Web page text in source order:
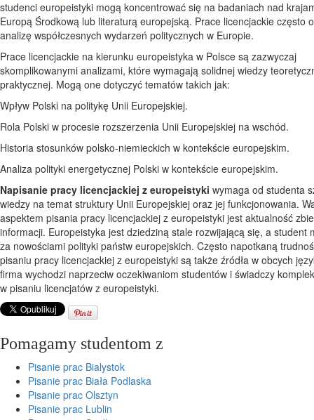
studenci europeistyki mogą koncentrować się na badaniach nad
Europą Środkową lub literaturą europejską. Prace licencjackie często
analizę współczesnych wydarzeń politycznych w Europie.
Prace licencjackie na kierunku europeistyka w Polsce są zazwyczaj
skomplikowanymi analizami, które wymagają solidnej wiedzy
praktycznej. Mogą one dotyczyć tematów takich jak:
Wpływ Polski na politykę Unii Europejskiej.
Rola Polski w procesie rozszerzenia Unii Europejskiej na wschód.
Historia stosunków polsko-niemieckich w kontekście europejskim.
Analiza polityki energetycznej Polski w kontekście europejskim.
Napisanie pracy licencjackiej z europeistyki wymaga od studenta
wiedzy na temat struktury Unii Europejskiej oraz jej funkcjonowania.
aspektem pisania pracy licencjackiej z europeistyki jest aktualność
informacji. Europeistyka jest dziedziną stale rozwijającą się, a student
za nowościami polityki państw europejskich. Często napotkaną
pisaniu pracy licencjackiej z europeistyki są także źródła w obcych
firma wychodzi naprzeciw oczekiwaniom studentów i świadczy
w pisaniu licencjatów z europeistyki.
Pomagamy studentom z
Pisanie prac Bialystok
Pisanie prac Biała Podlaska
Pisanie prac Olsztyn
Pisanie prac Lublin